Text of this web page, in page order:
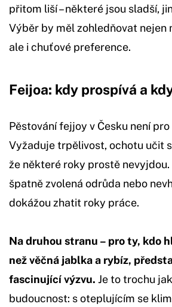
přitom liší – některé jsou sladší,
Výběr by měl zohledňovat nejen
ale i chuťové preference.
Feijoa: kdy prospívá a
Pěstování fejjoy v Česku není pro
Vyžaduje trpělivost, ochotu učit
že některé roky prostě nevyjdou.
špatně zvolená odrůda nebo
dokážou zhatit roky práce.
Na druhou stranu – pro ty, kdo
než věčná jablka a rybíz,
fascinující výzvu. Je to trochu
budoucnost: s oteplujícím se